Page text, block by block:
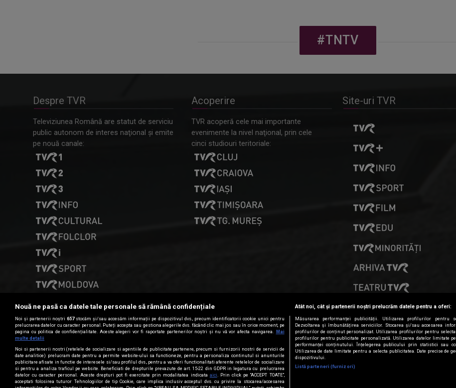
#TNTV
Despre TVR
Televiziunea Română are statut de serviciu
public autonom de interes naţional şi emite
pe nouă canale:
Acoperire
TVR acoperă cele mai importante
evenimente la nivel naţional, prin cele
cinci studiouri teritoriale:
Site-uri TVR
PRESELECȚII
Date de contact
CONTACT TVR
Nouă ne pasă ca datele tale personale să rămână confidențiale
Noi și partenerii noștri 657stocăm și/sau accesăm informații pe dispozitivul dvs., precum identificatorii cookie unici pentru
prelucrarea datelor cu caracter personal. Puteți accepta sau gestiona alegerile dvs. făcând clic mai jos sau în orice moment, pe
pagina cu politica de confidențialitate. Aceste alegeri vor fi raportate partenerilor noștri și nu vă vor afecta navigarea.
Mai
multe detalii
Noi si partenerii nostri (retelele de socializare si agentiile de publicitate partenere, precum si furnizorii nostri de servicii de
date analitice) prelucram date pentru a permite website-ului sa functioneze, pentru a personaliza continutul si anunturile
publicitare afisate in functie de interesele si/sau profilul dvs., pentru a va oferi functionalitati aferente retelelor de socializare
si pentru a analiza traficul pe website. Beneficiati de drepturile prevazute de art. 15-22 din GDPR in legatura cu prelucrarea
datelor cu caracter personal. Aceste drepturi pot fi exercitate prin modalitatea indicata aici . Prin click pe “ACCEPT TOATE”,
acceptati folosirea tuturor Tehnologiilor de tip Cookie, care implica inclusiv acceptul dvs. cu privire la stocarea/accesarea
Atât noi, cât și partenerii noștri prelucrăm datele pentru a oferi:
Măsurarea performanței publicității. Utilizarea profilurilor pentru
Dezvoltarea și îmbunătățirea serviciilor. Stocarea și/sau accesarea
profilurilor de conținut personalizat. Utilizarea profilurilor pentru
profilurilor pentru publicitate personalizată. Utilizarea datelor limitate
performanței conținutului. Înțelegerea publicului prin statistici sau
Utilizarea de date limitate pentru a selecta publicitatea. Date precise de
dispozitivului.
Listă parteneri (furnizori)